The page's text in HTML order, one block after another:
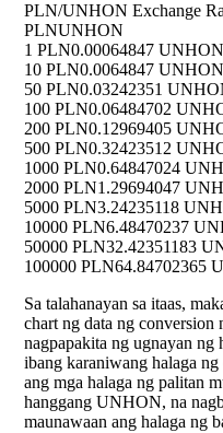
PLN/UNHON Exchange
PLNUNHON
1 PLN0.00064847 UNHON
10 PLN0.0064847 UNHON
50 PLN0.03242351
100 PLN0.06484702
200 PLN0.12969405
500 PLN0.32423512
1000 PLN0.64847024
2000 PLN1.29694047
5000 PLN3.24235118
10000 PLN6.48470237
50000 PLN32.42351183
100000 PLN64.84702365
Sa talahanayan sa itaas,
chart ng data ng
nagpapakita ng ugnayan
ibang karaniwang halaga
ang mga halaga ng palitan
hanggang UNHON, na
maunawaan ang halaga ng